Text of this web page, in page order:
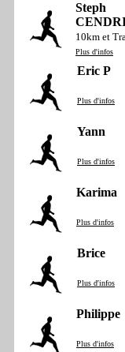
Steph
10km et
Plus d'infos
Eric P
Plus d'infos
Yann
Plus d'infos
Karima
Plus d'infos
Brice
Plus d'infos
Philippe
Plus d'infos